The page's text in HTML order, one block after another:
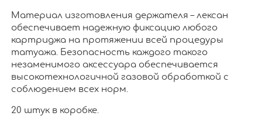
Материал изготовления держателя – лексан
обеспечивает надежную фиксацию любого
картриджа на протяжении всей процедуры
татуажа. Безопасность каждого такого
незаменимого аксессуара обеспечивается
высокотехнологичной газовой обработкой с
соблюдением всех норм.
20 штук в коробке.